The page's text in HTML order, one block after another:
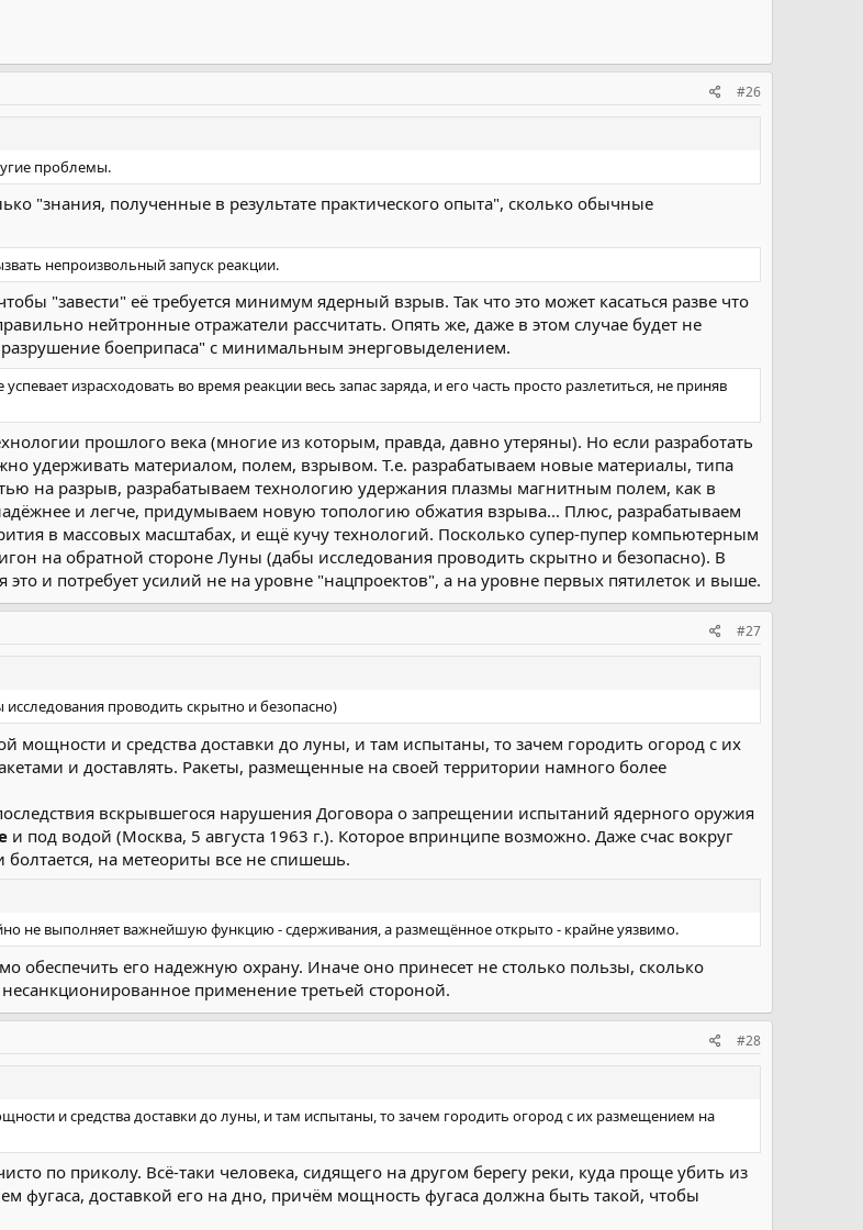
#26
проблемы.
"знания, полученные в результате практического опыта", сколько обычные
непроизвольный запуск реакции.
"завести" её требуется минимум ядерный взрыв. Так что это может касаться разве что
нейтронные отражатели рассчитать. Опять же, даже в этом случае будет не
боеприпаса" с минимальным энерговыделением.
израсходовать во время реакции весь запас заряда, и его часть просто разлетиться, не приняв
прошлого века (многие из которым, правда, давно утеряны). Но если разработать
удерживать материалом, полем, взрывом. Т.е. разрабатываем новые материалы, типа
на разрыв, разрабатываем технологию удержания плазмы магнитным полем, как в
и легче, придумываем новую топологию обжатия взрыва... Плюс, разрабатываем
в массовых масштабах, и ещё кучу технологий. Посколько супер-пупер компьютерным
на обратной стороне Луны (дабы исследования проводить скрытно и безопасно). В
и потребует усилий не на уровне "нацпроектов", а на уровне первых пятилеток и выше.
#27
проводить скрытно и безопасно)
мощности и средства доставки до луны, и там испытаны, то зачем городить огород с их
и доставлять. Ракеты, размещенные на своей территории намного более
вскрывшегося нарушения Договора о запрещении испытаний ядерного оружия
и под водой (Москва, 5 августа 1963 г.). Которое впринципе возможно. Даже счас вокруг
на метеориты все не спишешь.
не выполняет важнейшую функцию - сдерживания, а размещённое открыто - крайне уязвимо.
обеспечить его надежную охрану. Иначе оно принесет не столько пользы, сколько
применение третьей стороной.
#28
и средства доставки до луны, и там испытаны, то зачем городить огород с их размещением на
по приколу. Всё-таки человека, сидящего на другом берегу реки, куда проще убить из
фугаса, доставкой его на дно, причём мощность фугаса должна быть такой, чтобы